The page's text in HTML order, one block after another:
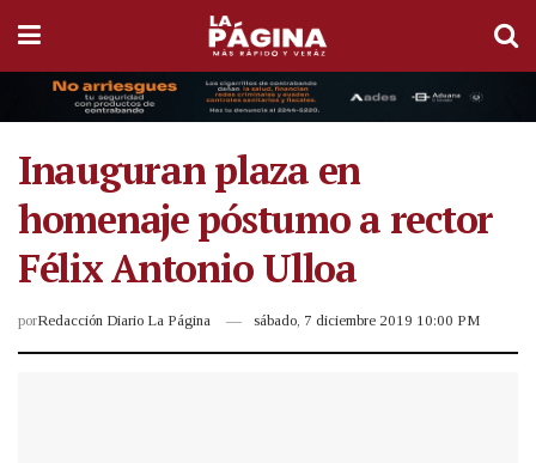
Inauguran plaza en
homenaje póstumo a rector
Félix Antonio Ulloa
porRedacción Diario La Página sábado, 7 diciembre 2019 10:00 PM